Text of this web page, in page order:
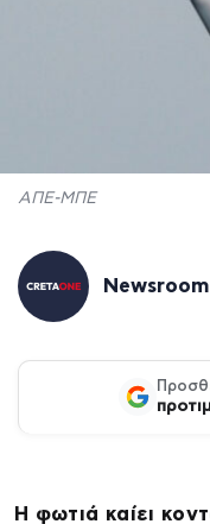
ΑΠΕ-ΜΠΕ
Newsroom
Η φωτιά καίει